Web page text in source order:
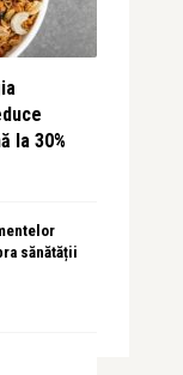
la 30%
sănătății